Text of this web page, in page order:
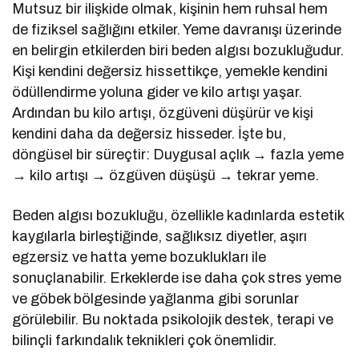
Mutsuz bir ilişkide olmak, kişinin hem ruhsal hem
de fiziksel sağlığını etkiler. Yeme davranışı üzerinde
en belirgin etkilerden biri beden algısı bozukluğudur.
Kişi kendini değersiz hissettikçe, yemekle kendini
ödüllendirme yoluna gider ve kilo artışı yaşar.
Ardından bu kilo artışı, özgüveni düşürür ve kişi
kendini daha da değersiz hisseder. İşte bu,
döngüsel bir süreçtir: Duygusal açlık → fazla yeme
→ kilo artışı → özgüven düşüşü → tekrar yeme.
Beden algısı bozukluğu, özellikle kadınlarda estetik
kaygılarla birleştiğinde, sağlıksız diyetler, aşırı
egzersiz ve hatta yeme bozuklukları ile
sonuçlanabilir. Erkeklerde ise daha çok stres yeme
ve göbek bölgesinde yağlanma gibi sorunlar
görülebilir. Bu noktada psikolojik destek, terapi ve
bilinçli farkındalık teknikleri çok önemlidir.